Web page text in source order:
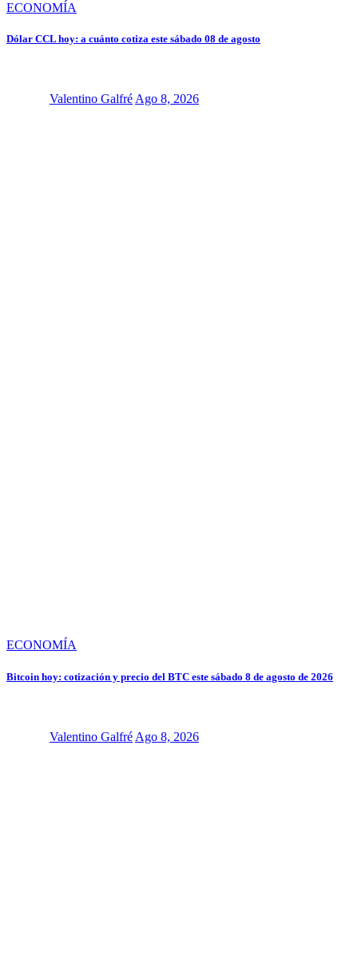
ECONOMÍA
Dólar CCL hoy: a cuánto cotiza este sábado 08 de agosto
Valentino GalfréAgo 8, 2026
ECONOMÍA
Bitcoin hoy: cotización y precio del BTC este sábado 8 de agosto de 2026
Valentino Galfré Ago 8, 2026